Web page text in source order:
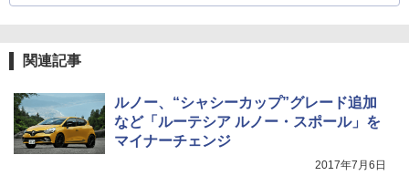
関連記事
ルノー、“シャシーカップ”グレード追加
など「ルーテシア ルノー・スポール」を
マイナーチェンジ
2017年7月6日